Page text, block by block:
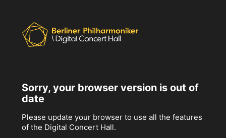
Sorry, your browser version is out of
date
Please update your browser to use all the features
of the Digital Concert Hall.